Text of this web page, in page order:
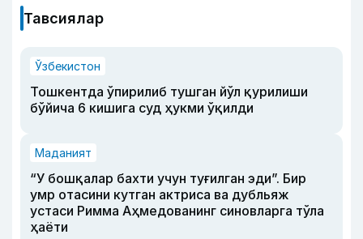
Тавсиялар
Ўзбекистон
Тошкентда ўпирилиб тушган йўл қурилиши
бўйича 6 кишига суд ҳукми ўқилди
Маданият
“У бошқалар бахти учун туғилган эди”. Бир
умр отасини кутган актриса ва дубльяж
устаси Римма Аҳмедованинг синовларга тўла
ҳаёти